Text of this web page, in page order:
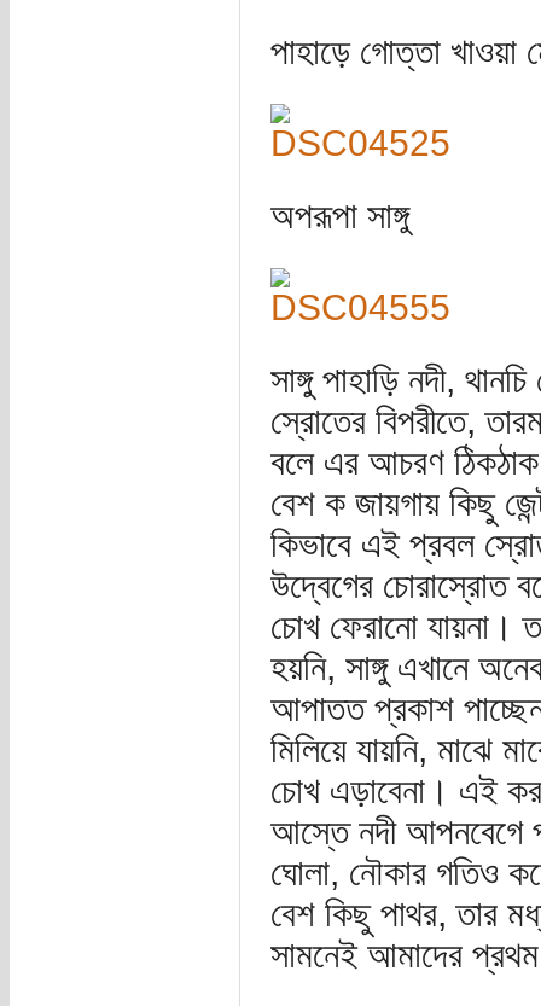
পাহাড়ে গোত্তা খাওয়া
অপরূপা সাঙ্গু
সাঙ্গু পাহাড়ি নদী,
স্রোতের বিপরীতে,
বলে এর আচরণ ঠিকঠাক
বেশ ক জায়গায় কিছু
কিভাবে এই প্রবল
উদ্বেগের চোরাস্রোত
চোখ ফেরানো যায়না।
হয়নি, সাঙ্গু এখানে
আপাতত প্রকাশ
মিলিয়ে যায়নি, মাঝে
চোখ এড়াবেনা। এই
আস্তে নদী আপনবেগে
ঘোলা, নৌকার গতিও
বেশ কিছু পাথর, তার
সামনেই আমাদের